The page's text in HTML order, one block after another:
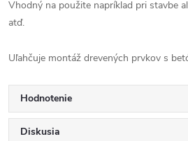
Vhodný na použite napríklad pri stavbe
atď.
Uľahčuje montáž drevených prvkov s
Hodnotenie
Diskusia